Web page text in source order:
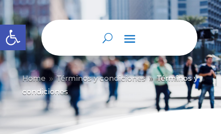
Abrir barra de herramientas
Home 9 Términos y condiciones 9 Términos y
condiciones